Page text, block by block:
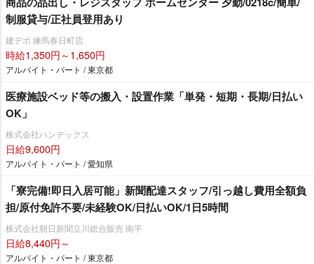
制服貸与/正社員登用あり
建デポ 練馬春日町店
時給1,350円～1,650円
アルバイト・パート / 東京都
医療施設ベッド等の搬入・設置作業「単発・短期・長期/日払い
OK」
株式会社ハンデックス
日給9,600円
アルバイト・パート / 愛知県
「寮完備!即日入居可能」新聞配達スタッフ/引っ越し費用全額負
担/原付免許不要/未経験OK/日払いOK/1日5時間
株式会社朝日新聞立川総合販売 南平
日給8,440円～
アルバイト・パート / 東京都